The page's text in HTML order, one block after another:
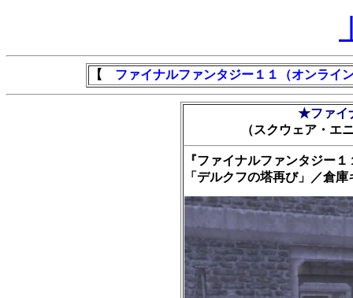
【 ファイナルファンタジー１１（オンライ
★ファイ
（スクウェア・エ
『ファイナルファンタジー
「デルクフの塔再び」／倉